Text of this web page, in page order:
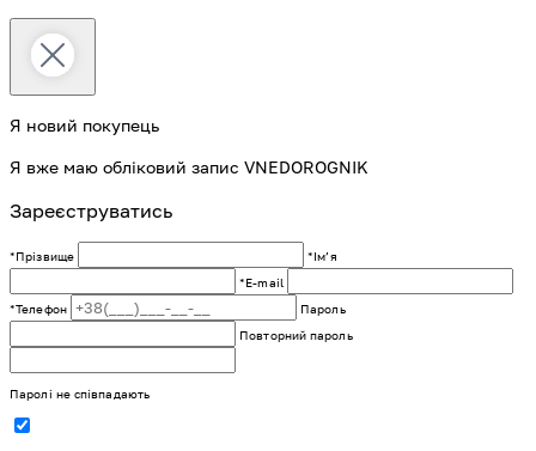
Я новий покупець
Я вже маю обліковий запис VNEDOROGNIK
Зареєструватись
*Прізвище
*Імʼя
*E-mail
*Телефон
Пароль
Повторний пароль
Паролі не співпадають